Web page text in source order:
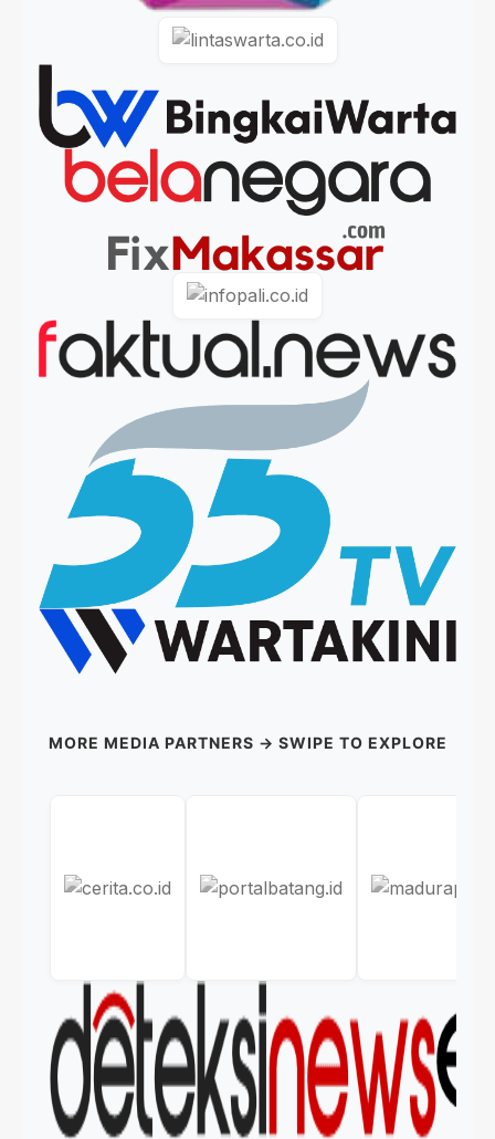
MORE MEDIA PARTNERS → SWIPE TO EXPLORE